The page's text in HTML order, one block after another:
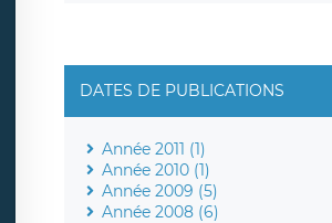
DATES DE PUBLICATIONS
Année 2011 (1)
Année 2010 (1)
Année 2009 (5)
Année 2008 (6)